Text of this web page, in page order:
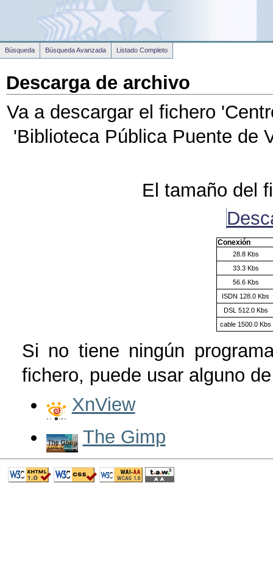
Descarga de archivo
Va a descargar el fichero
'Biblioteca Pública Puente de
El tamaño del
Conexión
28.8 Kbs
33.3 Kbs
56.6 Kbs
ISDN 128.0 Kbs
DSL 512.0 Kbs
cable 1500.0 Kbs
Si no tiene ningún
fichero, puede usar alguno
XnView
The Gimp
Búsqueda Búsqueda Avanzada Listado Completo